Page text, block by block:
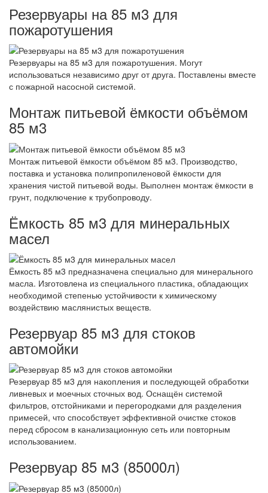
Резервуары на 85 м3 для
пожаротушения
Резервуары на 85 м3 для пожаротушения. Могут
использоваться независимо друг от друга. Поставлены вместе
с пожарной насосной системой.
Монтаж питьевой ёмкости объёмом
85 м3
Монтаж питьевой ёмкости объёмом 85 м3. Производство,
поставка и установка полипропиленовой ёмкости для
хранения чистой питьевой воды. Выполнен монтаж ёмкости в
грунт, подключение к трубопроводу.
Ёмкость 85 м3 для минеральных
масел
Ёмкость 85 м3 предназначена специально для минерального
масла. Изготовлена из специального пластика, обладающих
необходимой степенью устойчивости к химическому
воздействию маслянистых веществ.
Резервуар 85 м3 для стоков
автомойки
Резервуар 85 м3 для накопления и последующей обработки
ливневых и моечных сточных вод. Оснащён системой
фильтров, отстойниками и перегородками для разделения
примесей, что способствует эффективной очистке стоков
перед сбросом в канализационную сеть или повторным
использованием.
Резервуар 85 м3 (85000л)